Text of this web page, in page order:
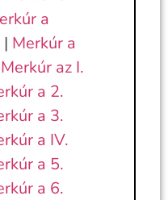
a
| Merkúr a
Merkúr az I.
a 2.
a 3.
a IV.
a 5.
a 6.